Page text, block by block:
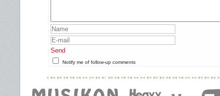
Send
Notify me of follow-up comments